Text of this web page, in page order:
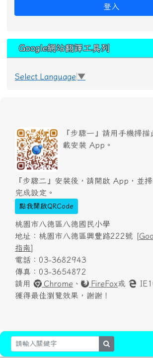
登入
Google網站翻譯工具列
Select Language ▼
『步驟一』請用手機掃
載安裝 App。
『步驟二』安裝後，請開啟 App，並
完成設定。
點我開啟QRCode
桃園市八德區八德國民小學
地址：桃園市八德區興豐路222號 [
指南]
電話：03-3682943
傳真：03-3654872
請用
Chrome 、 FireFox或
獲得最佳瀏覽效果，謝謝！